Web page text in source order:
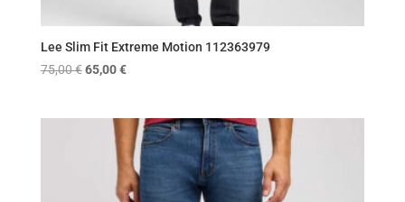
Lee Slim Fit Extreme Motion 112363979
75,00€ Original
75,00 €.
65,00€Η
είναι:
65,00 €.